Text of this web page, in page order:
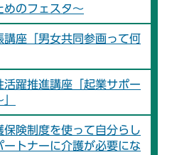
めのフェスタ～
講座「男女共同参画って何
活躍推進講座「起業サポー
保険制度を使って自分らし
ートナーに介護が必要にな